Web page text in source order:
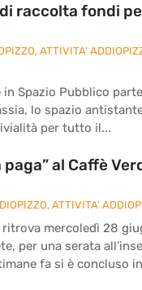
raccolta fondi
, ATTIVITA'
Spazio Pubblico
lo spazio antistante
per tutto il...
al Caffè
, ATTIVITA'
mercoledì 28
per una serata
fa si è concluso